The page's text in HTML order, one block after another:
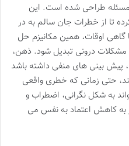
طراحی شده است. این
تا از خطرات جان سالم به در
گاهی اوقات، همین مکانیزم حل
مشکلات درونی تبدیل شود. ذهن،
پیش بینی های منفی داشته باشد
حتی زمانی که خطری واقعی
به شکل نگرانی، اضطراب و
به کاهش اعتماد به نفس می